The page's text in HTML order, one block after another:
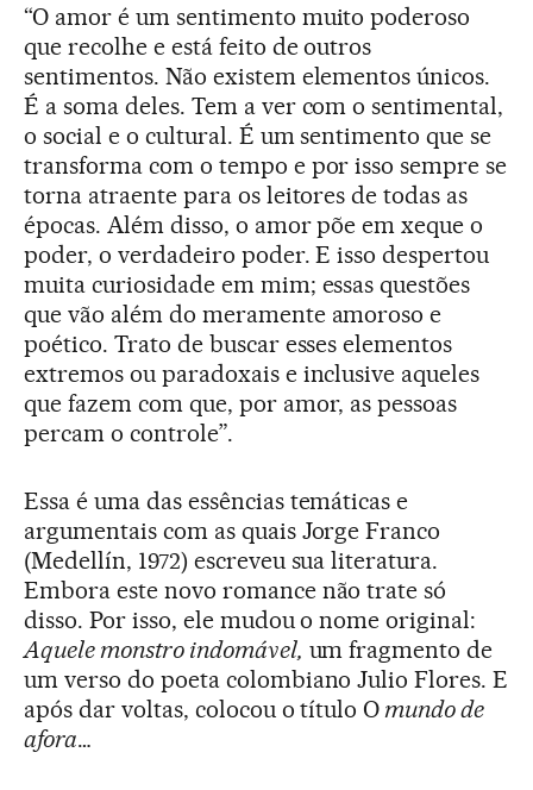
“O amor é um sentimento muito poderoso
que recolhe e está feito de outros
sentimentos. Não existem elementos únicos.
É a soma deles. Tem a ver com o sentimental,
o social e o cultural. É um sentimento que se
transforma com o tempo e por isso sempre se
torna atraente para os leitores de todas as
épocas. Além disso, o amor põe em xeque o
poder, o verdadeiro poder. E isso despertou
muita curiosidade em mim; essas questões
que vão além do meramente amoroso e
poético. Trato de buscar esses elementos
extremos ou paradoxais e inclusive aqueles
que fazem com que, por amor, as pessoas
percam o controle”.
Essa é uma das essências temáticas e
argumentais com as quais Jorge Franco
(Medellín, 1972) escreveu sua literatura.
Embora este novo romance não trate só
disso. Por isso, ele mudou o nome original:
Aquele monstro indomável, um fragmento de
um verso do poeta colombiano Julio Flores. E
após dar voltas, colocou o título O mundo de
afora…